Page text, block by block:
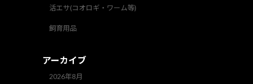
活エサ(コオロギ・ワーム等)
飼育用品
アーカイブ
2026年8月